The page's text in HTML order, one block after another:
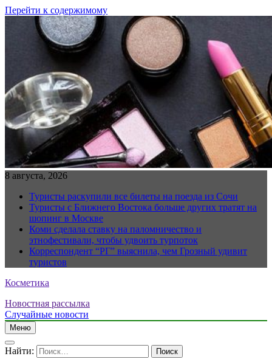
Перейти к содержимому
8 августа, 2026
Туристы раскупили все билеты на поезда из Сочи
Туристы с Ближнего Востока больше других тратят на
шопинг в Москве
Коми сделала ставку на паломничество и
этнофестивали, чтобы удвоить турпоток
Корреспондент “РГ” выяснила, чем Грозный удивит
туристов
Косметика
Новостная рассылка
Случайные новости
Меню
Найти: